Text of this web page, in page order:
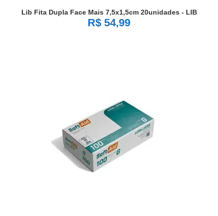
Lib Fita Dupla Face Mais 7,5x1,5cm 20unidades - LIB
R$ 54,99